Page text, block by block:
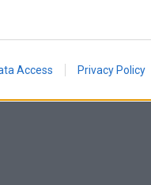
Access Privacy Policy